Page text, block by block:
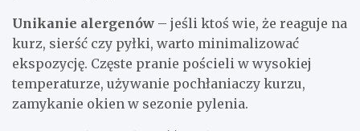
Unikanie alergenów – jeśli ktoś wie, że reaguje na
kurz, sierść czy pyłki, warto minimalizować
ekspozycję. Częste pranie pościeli w wysokiej
temperaturze, używanie pochłaniaczy kurzu,
zamykanie okien w sezonie pylenia.